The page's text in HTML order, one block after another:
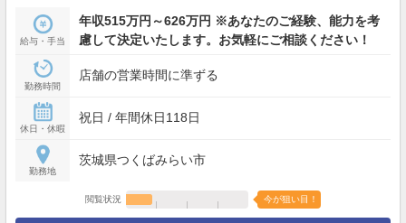
給与・手当
年収515万円～626万円 ※あなたのご経験、能力を考
慮して決定いたします。お気軽にご相談ください！
勤務時間
店舗の営業時間に準ずる
休日・休暇
祝日 / 年間休日118日
勤務地
茨城県つくばみらい市
閲覧状況 今が狙い目！